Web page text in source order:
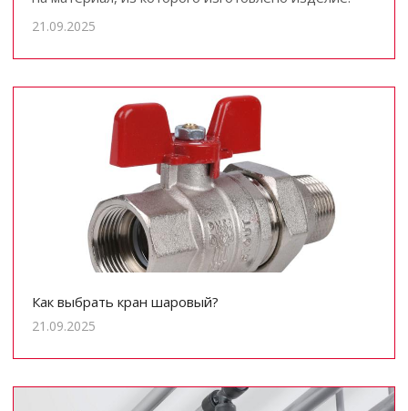
21.09.2025
Как выбрать кран шаровый?
21.09.2025